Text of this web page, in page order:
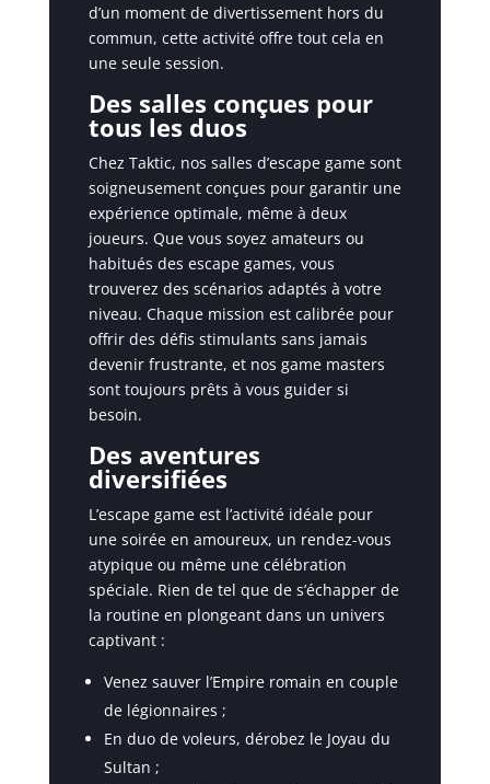
d’un moment de divertissement hors du
commun, cette activité offre tout cela en
une seule session.
Des salles conçues pour
tous les duos
Chez Taktic, nos salles d’escape game sont
soigneusement conçues pour garantir une
expérience optimale, même à deux
joueurs. Que vous soyez amateurs ou
habitués des escape games, vous
trouverez des scénarios adaptés à votre
niveau. Chaque mission est calibrée pour
offrir des défis stimulants sans jamais
devenir frustrante, et nos game masters
sont toujours prêts à vous guider si
besoin.
Des aventures
diversifiées
L’escape game est l’activité idéale pour
une soirée en amoureux, un rendez-vous
atypique ou même une célébration
spéciale. Rien de tel que de s’échapper de
la routine en plongeant dans un univers
captivant :
Venez sauver l’Empire romain en couple
de légionnaires ;
En duo de voleurs, dérobez le Joyau du
Sultan ;